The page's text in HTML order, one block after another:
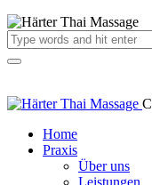
Home
Praxis
Über uns
Leistungen